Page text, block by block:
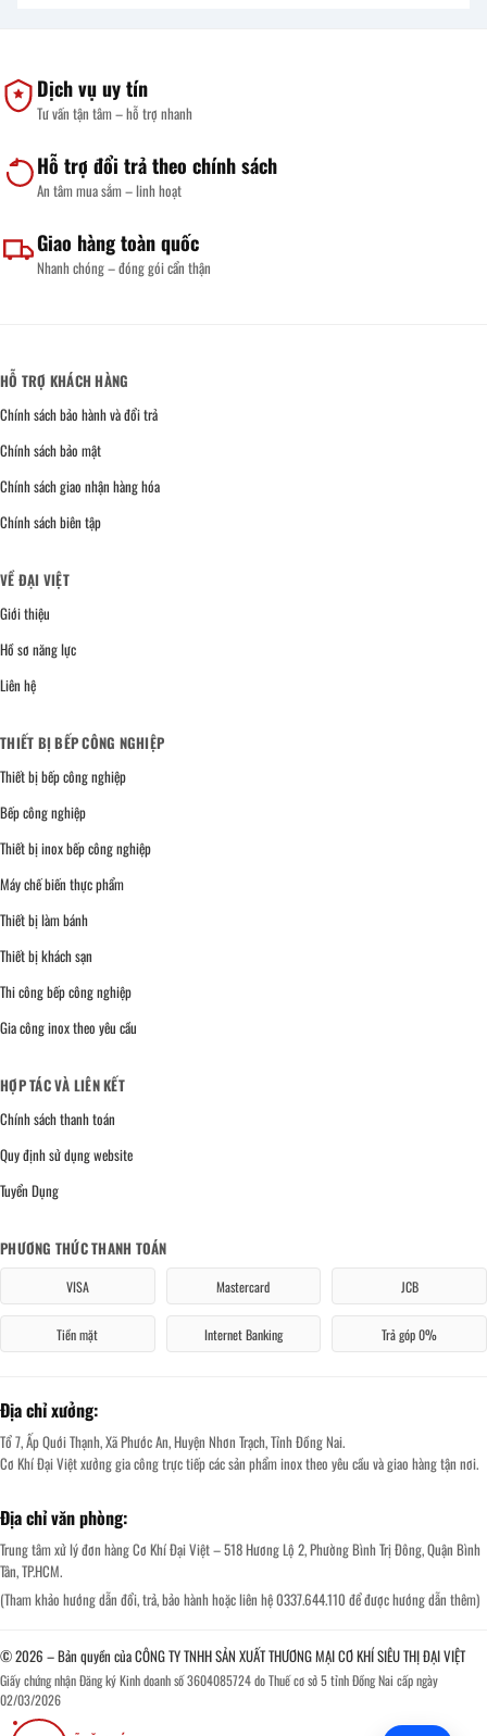
Dịch vụ uy tín
Tư vấn tận tâm – hỗ trợ nhanh
Hỗ trợ đổi trả theo chính sách
An tâm mua sắm – linh hoạt
Giao hàng toàn quốc
Nhanh chóng – đóng gói cẩn thận
HỖ TRỢ KHÁCH HÀNG
Chính sách bảo hành và đổi trả
Chính sách bảo mật
Chính sách giao nhận hàng hóa
Chính sách biên tập
VỀ ĐẠI VIỆT
Giới thiệu
Hồ sơ năng lực
Liên hệ
THIẾT BỊ BẾP CÔNG NGHIỆP
Thiết bị bếp công nghiệp
Bếp công nghiệp
Thiết bị inox bếp công nghiệp
Máy chế biến thực phẩm
Thiết bị làm bánh
Thiết bị khách sạn
Thi công bếp công nghiệp
Gia công inox theo yêu cầu
HỢP TÁC VÀ LIÊN KẾT
Chính sách thanh toán
Quy định sử dụng website
Tuyển Dụng
PHƯƠNG THỨC THANH TOÁN
VISA Mastercard JCB
Tiền mặt Internet Banking Trả góp 0%
Địa chỉ xưởng:
Tổ 7, Ấp Quới Thạnh, Xã Phước An, Huyện Nhơn Trạch, Tỉnh Đồng Nai.
Cơ Khí Đại Việt xưởng gia công trực tiếp các sản phẩm inox theo yêu cầu và giao hàng tận nơi.
Địa chỉ văn phòng:
Trung tâm xử lý đơn hàng Cơ Khí Đại Việt – 518 Hương Lộ 2, Phường Bình Trị Đông, Quận Bình
Tân, TP.HCM.
(Tham khảo hướng dẫn đổi, trả, bảo hành hoặc liên hệ 0337.644.110 để được hướng dẫn thêm)
© 2026 – Bản quyền của CÔNG TY TNHH SẢN XUẤT THƯƠNG MẠI CƠ KHÍ SIÊU THỊ ĐẠI VIỆT
Giấy chứng nhận Đăng ký Kinh doanh số 3604085724 do Thuế cơ sở 5 tỉnh Đồng Nai cấp ngày
02/03/2026